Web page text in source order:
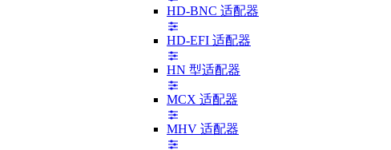
HD-BNC 适配器
HD-EFI 适配器
HN 型适配器
MCX 适配器
MHV 适配器